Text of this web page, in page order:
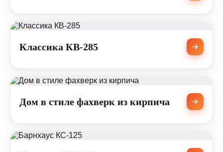
Классика КВ-285
Дом в стиле фахверк из кирпича